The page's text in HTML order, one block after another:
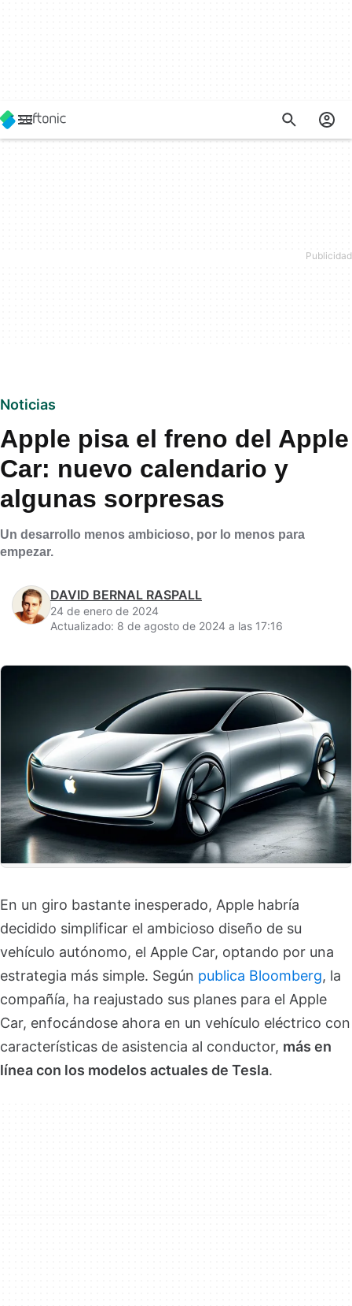
Noticias
Apple pisa el freno del Apple
Car: nuevo calendario y
algunas sorpresas
Un desarrollo menos ambicioso, por lo menos para
empezar.
DAVID BERNAL RASPALL
24 de enero de 2024
Actualizado: 8 de agosto de 2024 a las 17:16
En un giro bastante inesperado, Apple habría
decidido simplificar el ambicioso diseño de su
vehículo autónomo, el Apple Car, optando por una
estrategia más simple. Según publica Bloomberg, la
compañía, ha reajustado sus planes para el Apple
Car, enfocándose ahora en un vehículo eléctrico con
características de asistencia al conductor, más en
línea con los modelos actuales de Tesla.